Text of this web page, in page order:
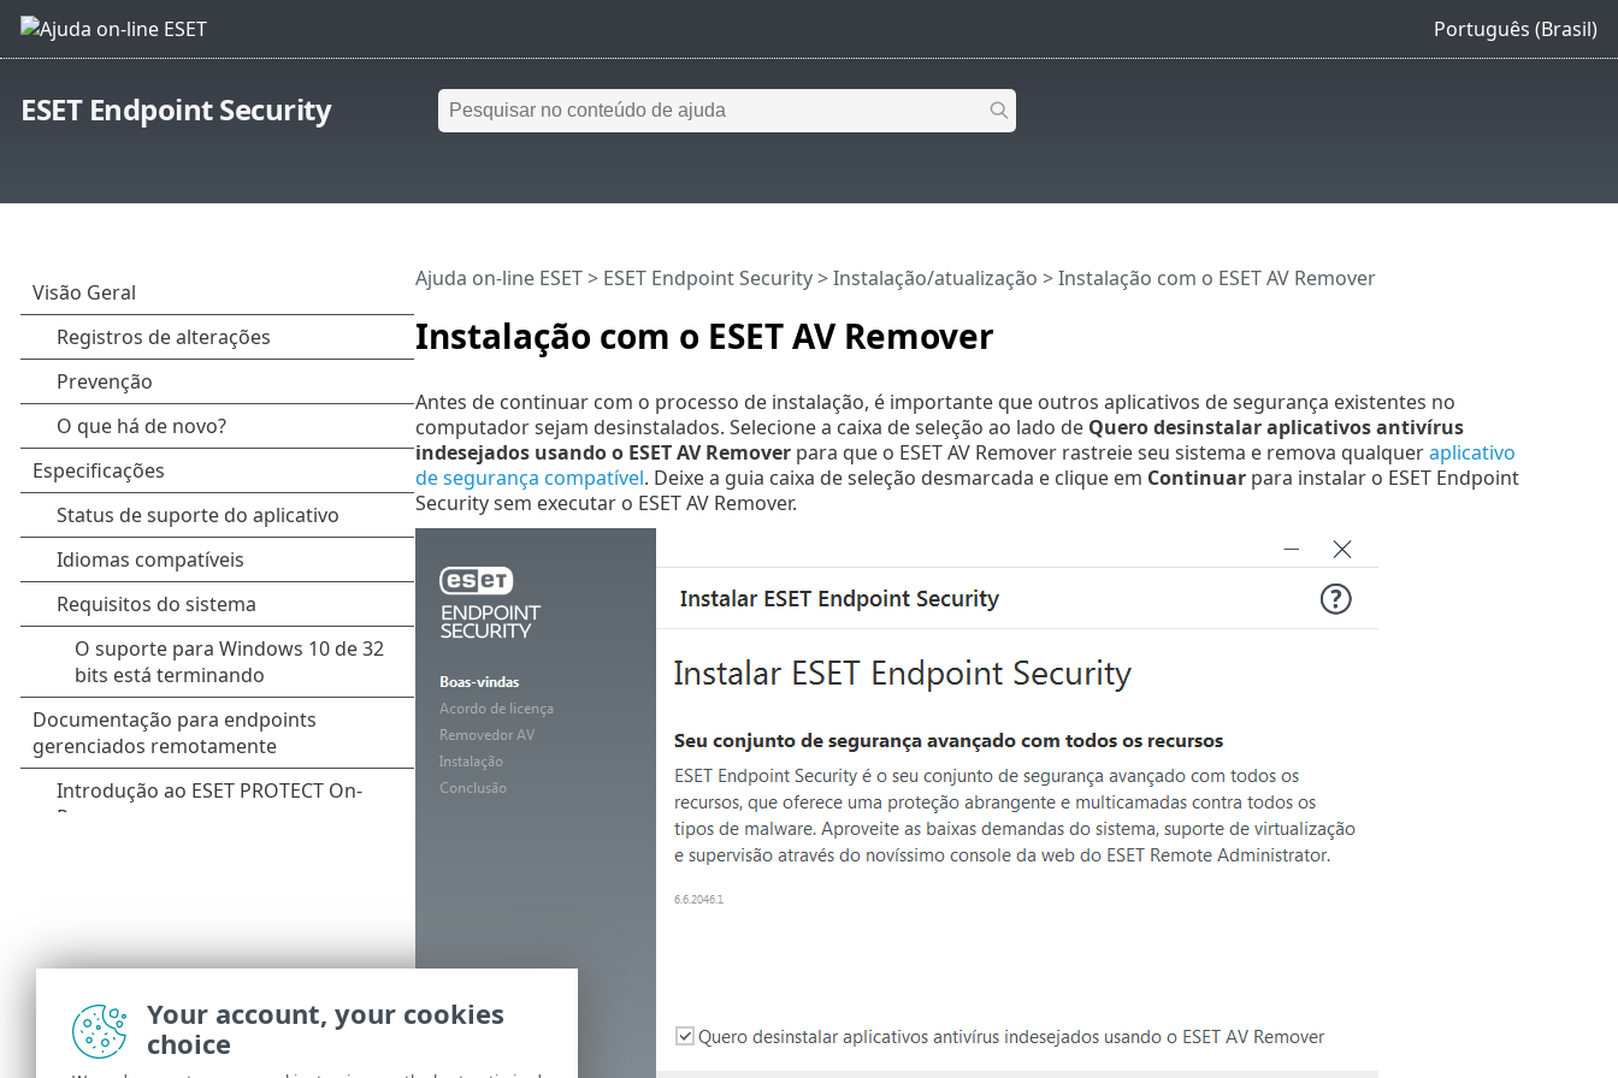
Português (Brasil)
ESET Endpoint Security
Instalação com o ESET AV Remover
Ajuda on-line ESET> ESET Endpoint Security>Instalação/atualização > Instalação com o ESET AV Remover
Antes de continuar com o processo de instalação, é importante que outros aplicativos de segurança existentes no
computador sejam desinstalados. Selecione a caixa de seleção ao lado de Quero desinstalar aplicativos antivírus
indesejados usando o ESET AV Removerpara que o ESET AV Remover rastreie seu sistema e remova qualqueraplicativo
de segurança compatível. Deixe a guia caixa de seleção desmarcada e clique em Continuarpara instalar o ESET Endpoint
Security sem executar o ESET AV Remover.
Your account, your cookies
choice